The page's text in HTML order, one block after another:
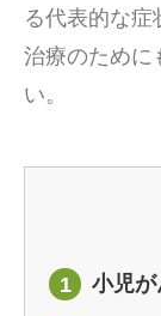
る代表的な症
治療のために
い。
1 小児が